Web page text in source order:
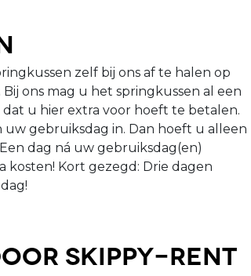
zelf bij ons af te halen op
ons mag u het springkussen al een
u hier extra voor hoeft te betalen.
uw gebruiksdag in. Dan hoeft u alleen
dag ná uw gebruiksdag(en)
kosten! Kort gezegd: Drie dagen
Skippy-Rent